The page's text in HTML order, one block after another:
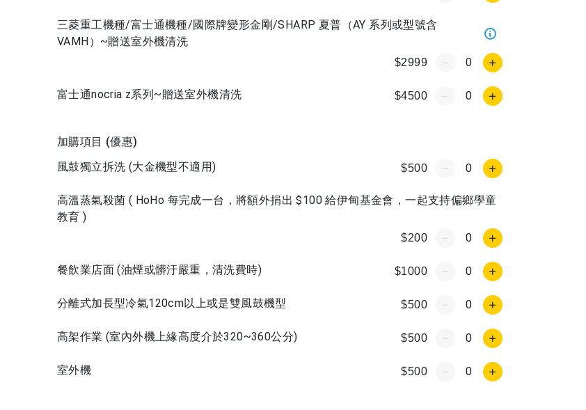
三菱重工機種/富士通機種/國際牌變形金剛/SHARP 夏普（AY 系列或型號含
VAMH）~贈送室外機清洗
$2999 0
富士通nocria z系列~贈送室外機清洗 $4500 0
加購項目 (優惠)
風鼓獨立拆洗 (大金機型不適用)
$500 0
高溫蒸氣殺菌 ( HoHo 每完成一台，將額外捐出 $100 給伊甸基金會，一起支持偏鄉學童
教育 )
$200 0
餐飲業店面 (油煙或髒汙嚴重，清洗費時) $1000 0
分離式加長型冷氣120cm以上或是雙風鼓機型 $500 0
高架作業 (室內外機上緣高度介於320~360公分) $500 0
室外機 $500 0